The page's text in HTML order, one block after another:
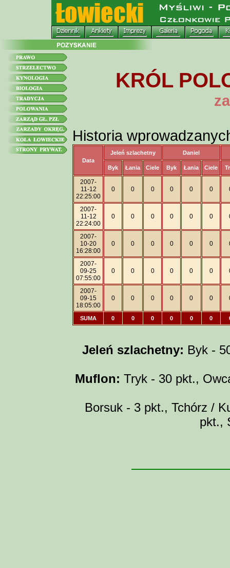
KRÓL
Historia
Data
Jeleń szlachetny Daniel
Byk Łania Ciele Byk Łania Ciele
2007-
11-12
22:25:00
0 0 0 0 0 0
2007-
11-12
22:24:00
0 0 0 0 0 0
2007-
10-20
16:28:00
0 0 0 0 0 0
2007-
09-25
07:55:00
0 0 0 0 0 0
2007-
09-15
18:05:00
0 0 0 0 0 0
SUMA 0 0 0 0 0 0
Jeleń szlachetny: Byk -
Muflon: Tryk - 30 pkt.,
Borsuk - 3 pkt., Tchórz /
pkt.,